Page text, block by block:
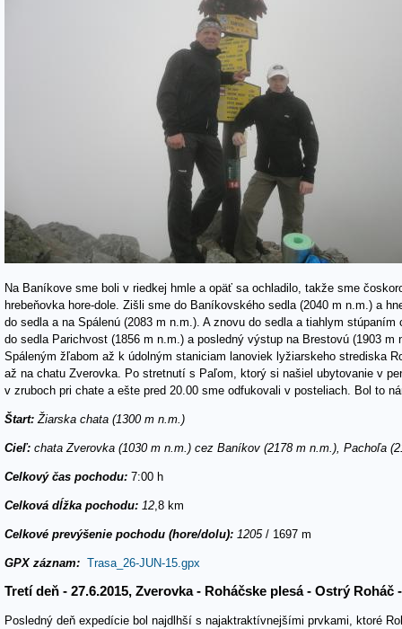
Na Baníkove sme boli v riedkej hmle a opäť sa ochladilo, takže sme
hrebeňovka hore-dole. Zišli sme do Baníkovského sedla (2040 m n.m.) a
do sedla a na Spálenú (2083 m n.m.). A znovu do sedla a tiahlym
do sedla Parichvost (1856 m n.m.) a posledný výstup na Brestovú (1903
Spáleným žľabom až k údolným staniciam lanoviek lyžiarskeho strediska
až na chatu Zverovka. Po stretnutí s Paľom, ktorý si našiel ubytovanie v
v zruboch pri chate a ešte pred 20.00 sme odfukovali v posteliach. Bol to
Štart:Žiarska chata (1300 m n.m.)
Cieľ: chata Zverovka (1030 m n.m.) cez Baníkov (2178 m n.m.), Pachoľa
Celkový čas pochodu: 7:00 h
Celková dĺžka pochodu: 12,8 km
Celkové prevýšenie pochodu (hore/dolu): 1205/ 1697 m
GPX záznam: Trasa_26-JUN-15.gpx
Tretí deň - 27.6.2015, Zverovka - Roháčske plesá - Ostrý Roháč
Posledný deň expedície bol najdlhší s najaktraktívnejšími prvkami, ktoré